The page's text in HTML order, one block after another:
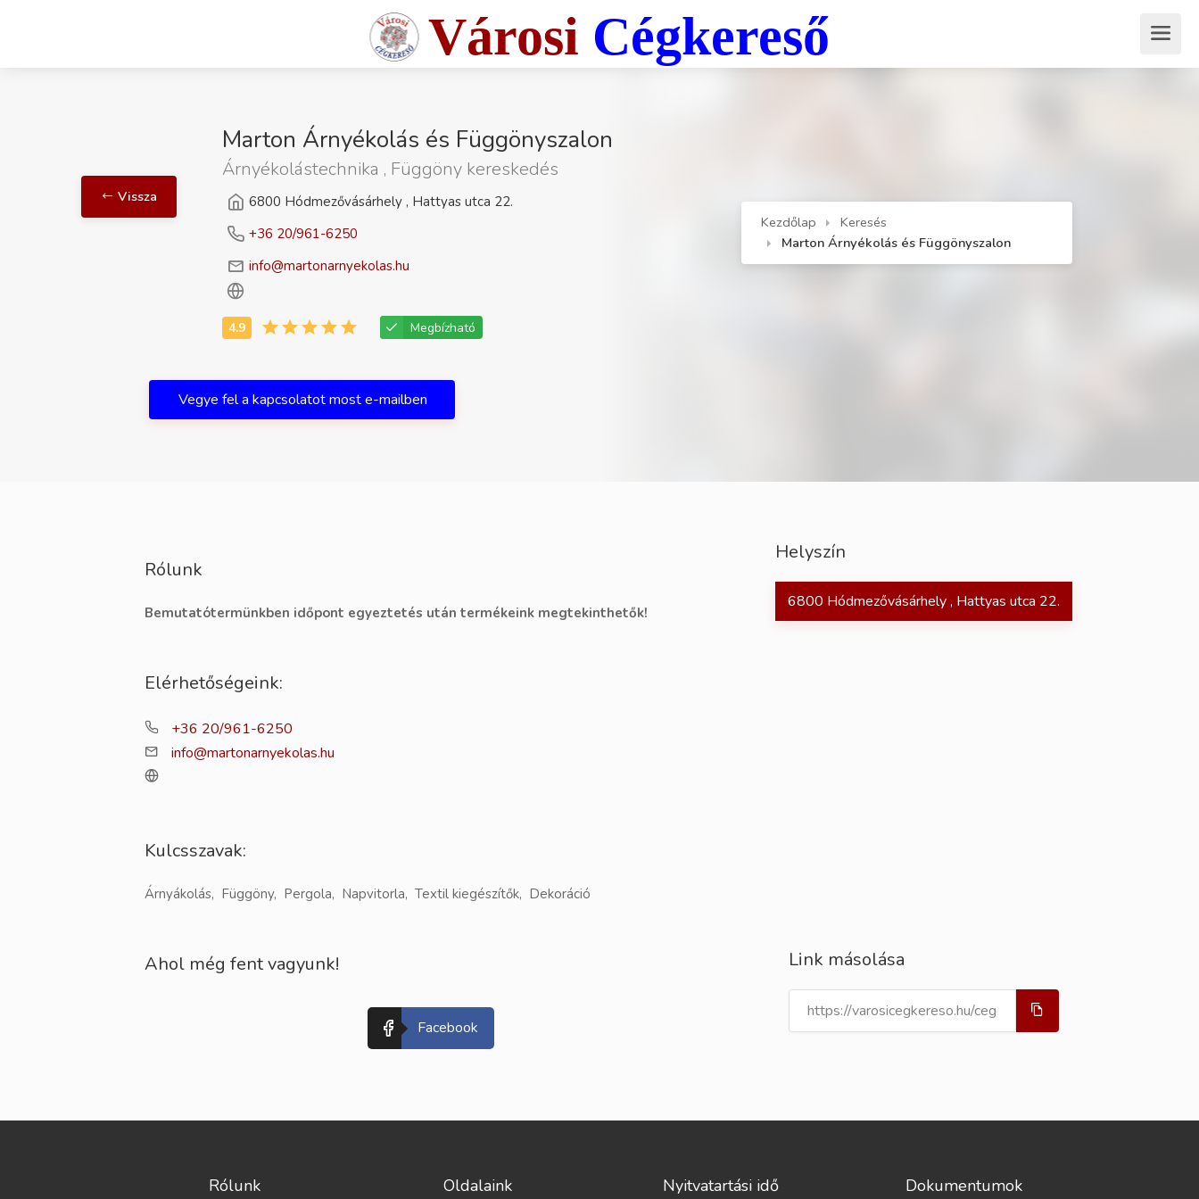
Városi Cégkereső
Vissza
Marton Árnyékolás és Függönyszalon
Árnyékolástechnika , Függöny kereskedés
6800 Hódmezővásárhely , Hattyas utca 22.
+36 20/961-6250
info@martonarnyekolas.hu
Megbízható
Kezdőlap
Keresés
Marton Árnyékolás és Függönyszalon
Vegye fel a kapcsolatot most e-mailben
Rólunk
Bemutatótermünkben időpont egyeztetés után termékeink megtekinthetők!
Elérhetőségeink:
+36 20/961-6250
info@martonarnyekolas.hu
Kulcsszavak:
Árnyákolás, Függöny, Pergola, Napvitorla, Textil kiegészítők, Dekoráció
Ahol még fent vagyunk!
Facebook
Helyszín
6800 Hódmezővásárhely , Hattyas utca 22.
Link másolása
Rólunk Oldalaink Nyitvatartási idő Dokumentumok